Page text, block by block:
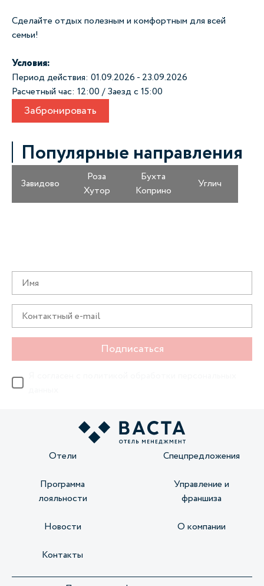
Сделайте отдых полезным и комфортным для всей
семьи!
Условия:
Период действия: 01.09.2026 - 23.09.2026
Расчетный час: 12:00 / Заезд с 15:00
Забронировать
Популярные направления
Завидово
Роза
Хутор
Бухта
Коприно
Углич
Подписаться
Отели Спецпредложения
Программа
лояльности
Управление и
франшиза
Новости О компании
Контакты